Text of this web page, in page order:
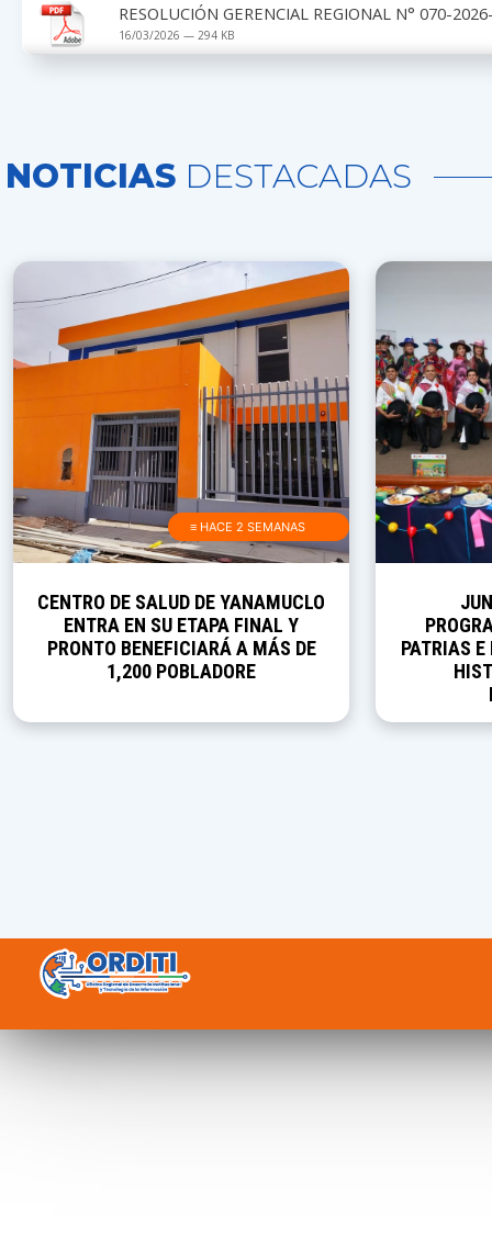
RESOLUCIÓN GERENCIAL REGIONAL N° 070-
16/03/2026 — 294 KB
NOTICIAS DESTACADAS
≡ HACE 2 SEMANAS
CENTRO DE SALUD DE YANAMUCLO
ENTRA EN SU ETAPA FINAL Y
PRONTO BENEFICIARÁ A MÁS DE
1,200 POBLADORE
PATRIAS